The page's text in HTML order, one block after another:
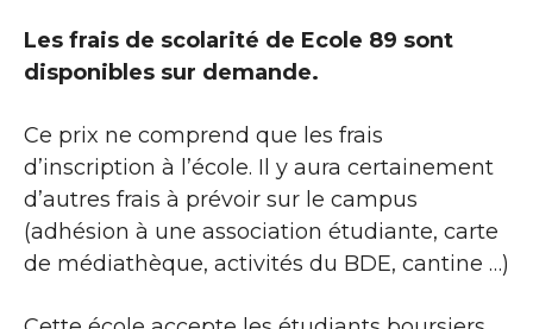
Les frais de scolarité de Ecole 89 sont
disponibles sur demande.
Ce prix ne comprend que les frais
d’inscription à l’école. Il y aura certainement
d’autres frais à prévoir sur le campus
(adhésion à une association étudiante, carte
de médiathèque, activités du BDE, cantine …)